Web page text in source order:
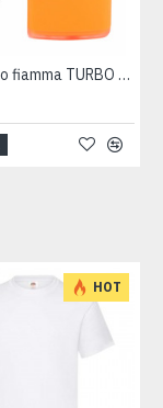
Accendino fiamma TURBO ARANCIO
HOT